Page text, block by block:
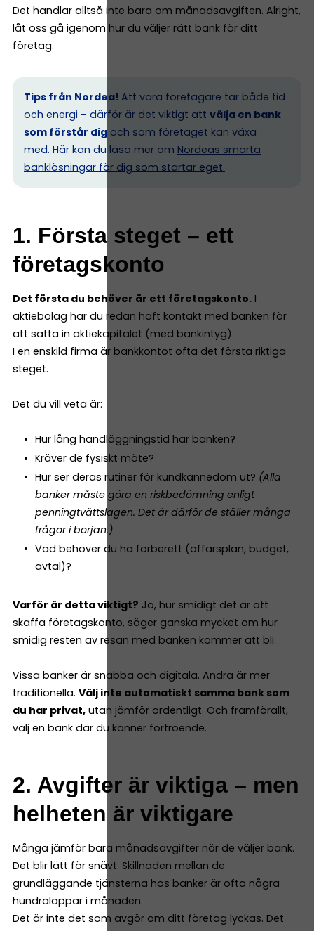
Det handlar alltså inte bara om månadsavgiften. Alright,
låt oss gå igenom hur du väljer rätt bank för ditt
företag.
Tips från Nordea! Att vara företagare tar både tid
och energi – därför är det viktigt att välja en bank
som förstår dig och som företaget kan växa
med. Här kan du läsa mer om Nordeas smarta
banklösningar för dig som startar eget.
1. Första steget – ett
företagskonto
Det första du behöver är ett företagskonto. I
aktiebolag har du redan haft kontakt med banken för
att sätta in aktiekapitalet (med bankintyg).
I en enskild firma är bankkontot ofta det första riktiga
steget.
Det du vill veta är:
Hur lång handläggningstid har banken?
Kräver de fysiskt möte?
Hur ser deras rutiner för kundkännedom ut? (Alla
banker måste göra en riskbedömning enligt
penningtvättslagen. Det är därför de ställer många
frågor i början.)
Vad behöver du ha förberett (affärsplan, budget,
avtal)?
Varför är detta viktigt? Jo, hur smidigt det är att
skaffa företagskonto, säger ganska mycket om hur
smidig resten av resan med banken kommer att bli.
Vissa banker är snabba och digitala. Andra är mer
traditionella. Välj inte automatiskt samma bank som
du har privat, utan jämför ordentligt. Och framförallt,
välj en bank där du känner förtroende.
2. Avgifter är viktiga – men
helheten är viktigare
Många jämför bara månadsavgifter när de väljer bank.
Det blir lätt för snävt. Skillnaden mellan de
grundläggande tjänsterna hos banker är ofta några
hundralappar i månaden.
Det är inte det som avgör om ditt företag lyckas. Det